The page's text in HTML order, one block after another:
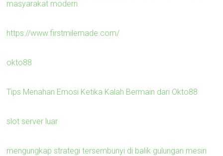
masyarakat modern
https://www.firstmilemade.com/
okto88
Tips Menahan Emosi Ketika Kalah Bermain dari Okto88
slot server luar
mengungkap strategi tersembunyi di balik gulungan mesin